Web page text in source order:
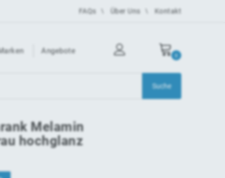
FAQs Über Uns Kontakt
Angebote
Melamin
hochglanz